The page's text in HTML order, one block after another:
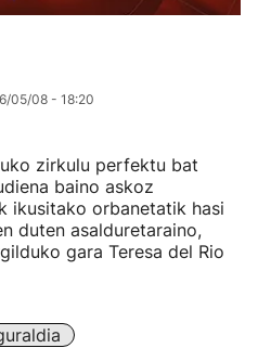
05/08 - 18:20
zirkulu perfektu bat
baino askoz
ikusitako orbanetatik hasi
duten asalduretaraino,
gara Teresa del Rio